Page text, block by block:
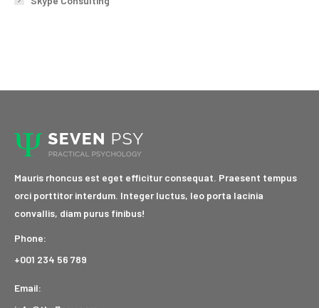
Mauris rhoncus est eget efficitur consequat. Praesent tempus
orci porttitor interdum. Integer luctus, leo porta lacinia
convallis, diam purus finibus!
Phone:
+001 234 56 789
Email: